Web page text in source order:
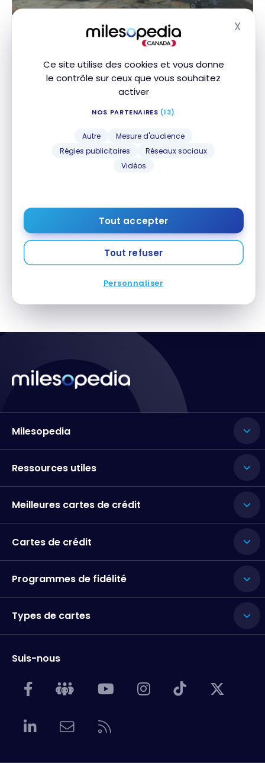
Ce site utilise des cookies et vous donne
le contrôle sur ceux que vous souhaitez
activer
NOS PARTENAIRES (13)
Autre
Mesure d'audience
Régies publicitaires
Réseaux sociaux
Vidéos
Tout accepter
Tout refuser
Personnaliser
X
Avis : United B777 | Première Classe | EWR-YUL
Avis : United B777 | Première Classe | EWR-YUL
8 juillet 2016
Milesopedia
Ressources utiles
Meilleures cartes de crédit
Cartes de crédit
Programmes de fidélité
Types de cartes
Suis-nous